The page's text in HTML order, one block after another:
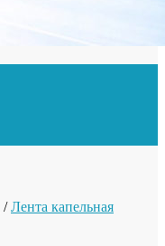
/Лента капельная